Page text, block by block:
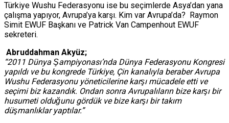
Türkiye Wushu Federasyonu ise bu seçimlerde Asya’dan yana
çalışma yapıyor, Avrupa’ya karşı. Kim var Avrupa’da? Raymon
Simit EWUF Başkanı ve Patrick Van Campenhout EWUF
sekreteri.
Abruddahman Akyüz;
“2011 Dünya Şampiyonası’nda Dünya Federasyonu Kongresi
yapıldı ve bu kongrede Türkiye, Çin kanalıyla beraber Avrupa
Wushu Federasyonu yöneticilerine karşı mücadele etti ve
seçimi biz kazandık. Ondan sonra Avrupalıların bize karşı bir
husumeti olduğunu gördük ve bize karşı bir takım
düşmanlıklar yaptılar.”